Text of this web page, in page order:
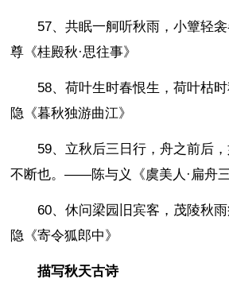
57、共眠一舸听秋雨，小簟轻
尊《桂殿秋·思往事》
58、荷叶生时春恨生，荷叶枯
隐《暮秋独游曲江》
59、立秋后三日行，舟之前后
不断也。——陈与义《虞美人·扁舟三
60、休问梁园旧宾客，茂陵秋
隐《寄令狐郎中》
描写秋天古诗